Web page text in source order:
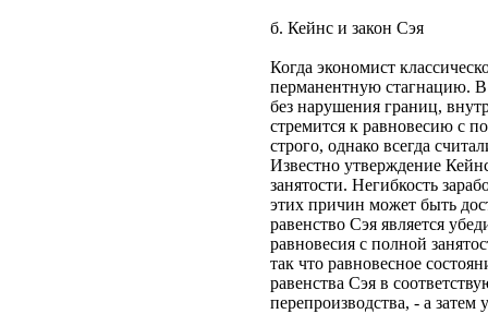
б. Кейнс и закон Сэя
Когда экономист
перманентную стагнацию. В
без нарушения границ,
стремится к равновесию с
строго, однако всегда
Известно утверждение
занятости. Негибкость
этих причин может быть
равенство Сэя является
равновесия с полной
так что равновесное
равенства Сэя в
перепроизводства, - а